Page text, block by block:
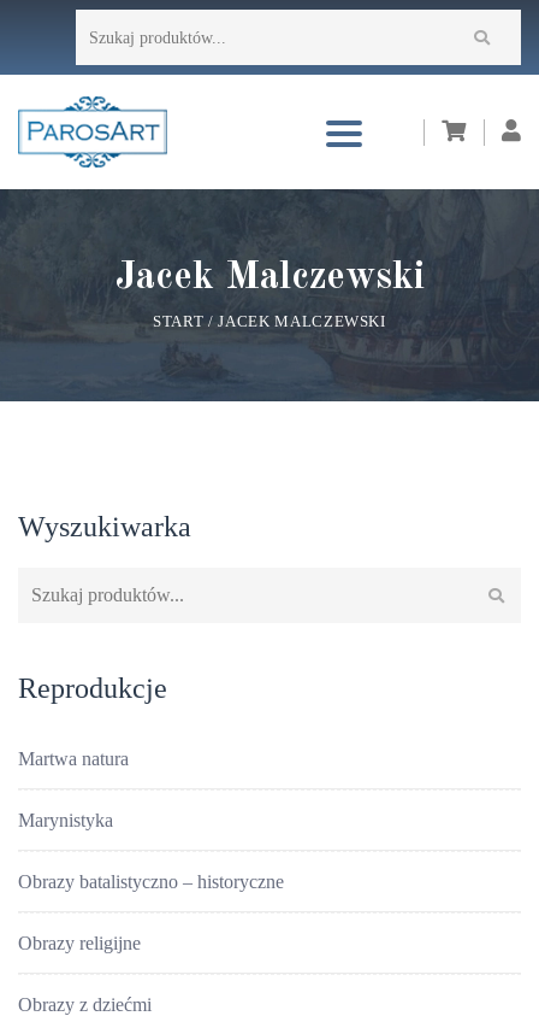
Jacek Malczewski
START /JACEK MALCZEWSKI
Wyszukiwarka
Reprodukcje
Martwa natura
Marynistyka
Obrazy batalistyczno – historyczne
Obrazy religijne
Obrazy z dziećmi